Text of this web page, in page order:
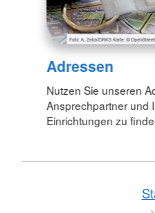
Adressen
Nutzen Sie unseren
Ansprechpartner und
Einrichtungen zu